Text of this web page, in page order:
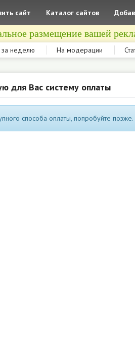
сайт Каталог сайтов
размещение вашей
неделю На модерации
для Вас систему оплаты
способа оплаты, попробуйте позже.